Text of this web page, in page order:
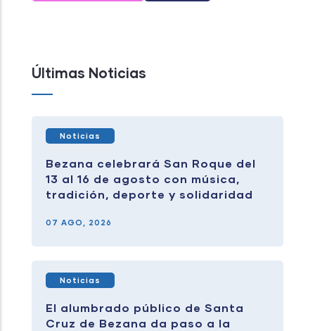
Últimas Noticias
Bezana celebrará San Roque del
13 al 16 de agosto con música,
tradición, deporte y solidaridad
Noticias
07 AGO, 2026
El alumbrado público de Santa
Cruz de Bezana da paso a la
Noticias